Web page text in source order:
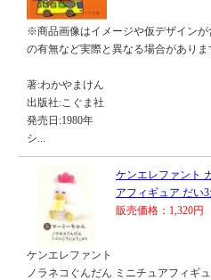
※商品画像はイメージや仮デザイン
の有無など実際と異なる場合がありま
著:わかやまけん
出版社:こぐま社
発売日:1980年
シ...
ケンエレファント
アフィギュア だい
販売価格：1,320円
ケンエレファント
ノラネコぐんだん ミニチュアフィギ